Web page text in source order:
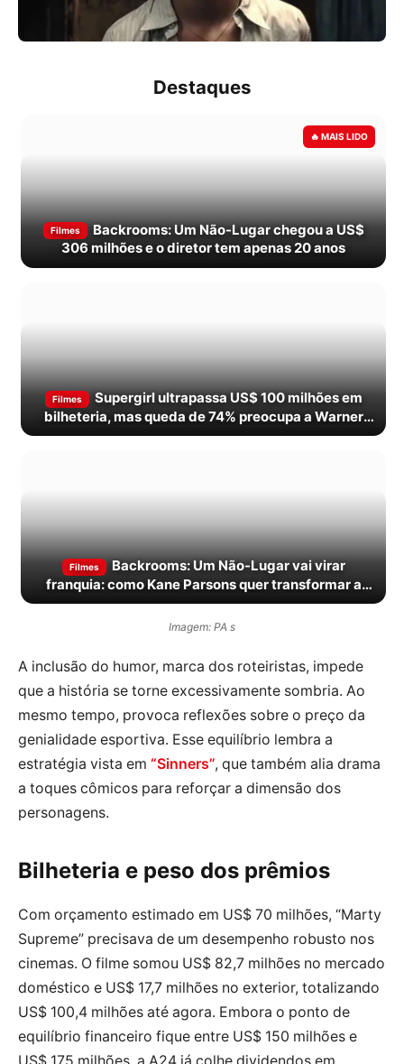
Destaques
Filmes
Backrooms: Um Não-Lugar chegou a US$
306 milhões e o diretor tem apenas 20 anos
Filmes
Supergirl ultrapassa US$ 100 milhões em
bilheteria, mas queda de 74% preocupa a Warner
Bros.
Filmes
Backrooms: Um Não-Lugar vai virar
franquia: como Kane Parsons quer transformar a
creepypasta em antologia de cinema
Imagem: PA s
A inclusão do humor, marca dos roteiristas, impede
que a história se torne excessivamente sombria. Ao
mesmo tempo, provoca reflexões sobre o preço da
genialidade esportiva. Esse equilíbrio lembra a
estratégia vista em “Sinners”, que também alia drama
a toques cômicos para reforçar a dimensão dos
personagens.
Bilheteria e peso dos prêmios
Com orçamento estimado em US$ 70 milhões, “Marty
Supreme” precisava de um desempenho robusto nos
cinemas. O filme somou US$ 82,7 milhões no mercado
doméstico e US$ 17,7 milhões no exterior, totalizando
US$ 100,4 milhões até agora. Embora o ponto de
equilíbrio financeiro fique entre US$ 150 milhões e
US$ 175 milhões, a A24 já colhe dividendos em